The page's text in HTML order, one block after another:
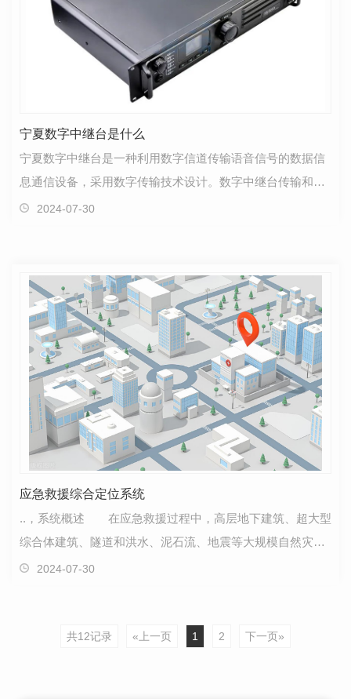
宁夏数字中继台是什么
宁夏数字中继台是一种利用数字信道传输语音信号的数据信
息通信设备，采用数字传输技术设计。数字中继台传输和调
制数字信号，所以配合使用的对讲机都是数字对讲机。…
2024-07-30
应急救援综合定位系统
..，系统概述 在应急救援过程中，高层地下建筑、超大型
综合体建筑、隧道和洪水、泥石流、地震等大规模自然灾害
救援现场的“困境”问题一直没有得到有效解决。综…
2024-07-30
共12记录 «上一页 1 2 下一页»